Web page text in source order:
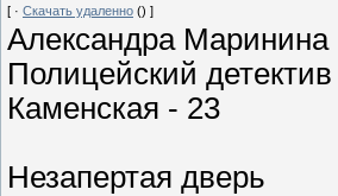
[ · Скачать удаленно () ]
Александра Маринина
Полицейский детектив
Каменская - 23
Незапертая дверь